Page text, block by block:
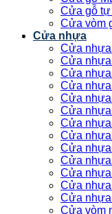
Cửa gỗ tự
Cửa vòm
Cửa nhựa
Cửa
Cửa nhựa
Cửa
Cửa
Cửa
Cửa nhựa
Cửa
Cửa
Cửa
Cửa
Cửa
Cửa
Cửa
Cửa vòm